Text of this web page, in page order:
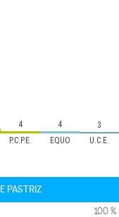
P.C.P.E. EQUO U.C.E.
4 4 3
PASTRIZ
100 %